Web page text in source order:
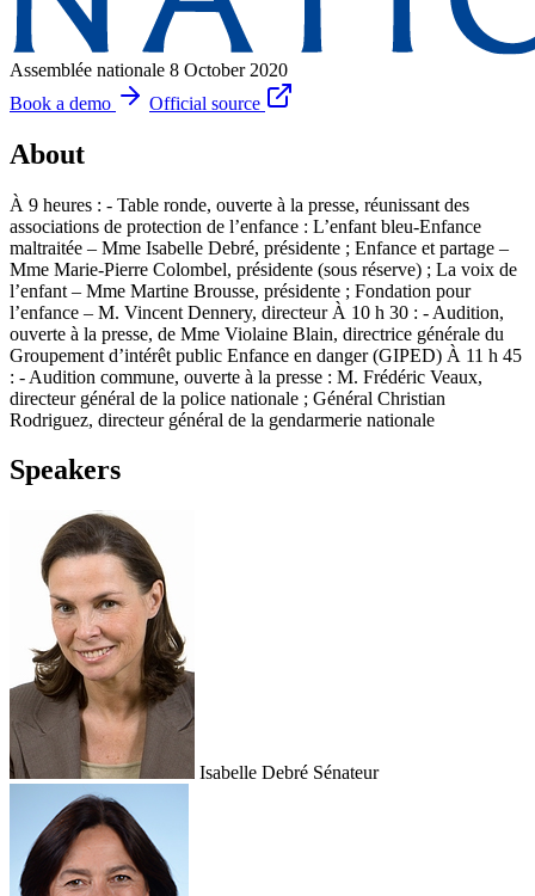
Assemblée nationale 8 October 2020
Book a demo
Official source
About
À 9 heures : - Table ronde, ouverte à la presse, réunissant des
associations de protection de l’enfance : L’enfant bleu-Enfance
maltraitée – Mme Isabelle Debré, présidente ; Enfance et partage –
Mme Marie-Pierre Colombel, présidente (sous réserve) ; La voix de
l’enfant – Mme Martine Brousse, présidente ; Fondation pour
l’enfance – M. Vincent Dennery, directeur À 10 h 30 : - Audition,
ouverte à la presse, de Mme Violaine Blain, directrice générale du
Groupement d’intérêt public Enfance en danger (GIPED) À 11 h 45
: - Audition commune, ouverte à la presse : M. Frédéric Veaux,
directeur général de la police nationale ; Général Christian
Rodriguez, directeur général de la gendarmerie nationale
Speakers
Isabelle Debré Sénateur